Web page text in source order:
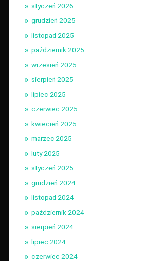
styczeń 2026
grudzień 2025
listopad 2025
październik 2025
wrzesień 2025
sierpień 2025
lipiec 2025
czerwiec 2025
kwiecień 2025
marzec 2025
luty 2025
styczeń 2025
grudzień 2024
listopad 2024
październik 2024
sierpień 2024
lipiec 2024
czerwiec 2024